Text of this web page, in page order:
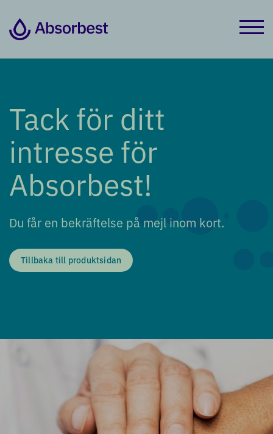
Tack för ditt
intresse för
Absorbest!
Du får en bekräftelse på mejl inom kort.
Tillbaka till produktsidan